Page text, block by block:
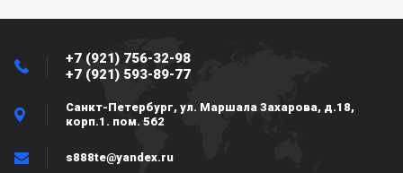
+7 (921) 756-32-98
+7 (921) 593-89-77
Санкт-Петербург, ул. Маршала Захарова, д.18,
корп.1. пом. 562
s888te@yandex.ru